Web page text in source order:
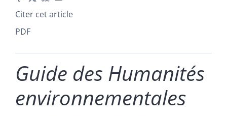
Citer cet article
PDF
Guide des Humanités
environnementales